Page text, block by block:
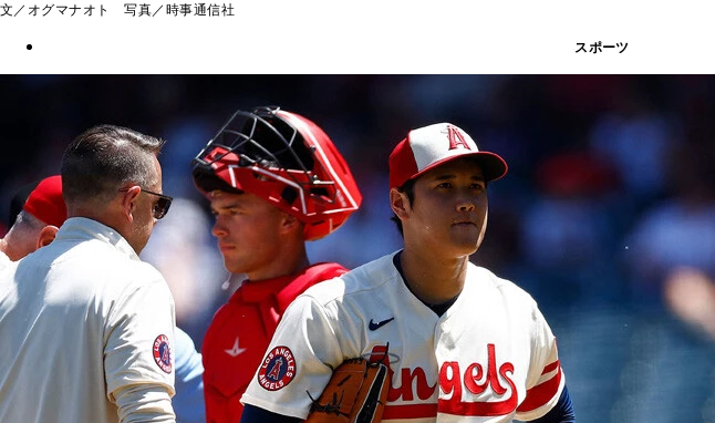
文／オグマナオト 写真／時事通信社
スポーツ